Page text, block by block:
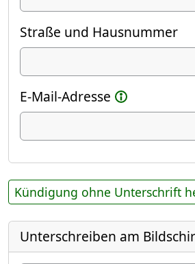
Straße und Hausnummer
E-Mail-Adresse
Kündigung ohne Unterschrift
Unterschreiben am